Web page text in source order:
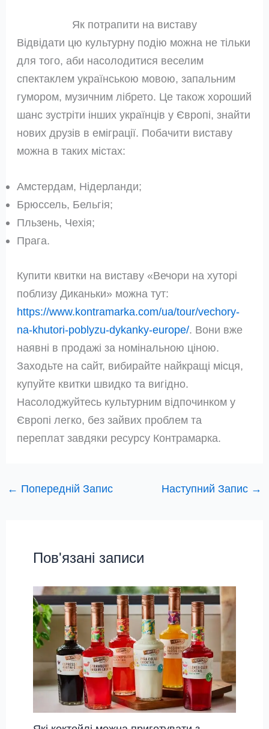
Як потрапити на виставу
Відвідати цю культурну подію можна не тільки
для того, аби насолодитися веселим
спектаклем українською мовою, запальним
гумором, музичним лібрето. Це також хороший
шанс зустріти інших українців у Європі, знайти
нових друзів в еміграції. Побачити виставу
можна в таких містах:
Амстердам, Нідерланди;
Брюссель, Бельгія;
Пльзень, Чехія;
Прага.
Купити квитки на виставу «Вечори на хуторі
поблизу Диканьки» можна тут:
https://www.kontramarka.com/ua/tour/vechory-
na-khutori-poblyzu-dykanky-europe/. Вони вже
наявні в продажі за номінальною ціною.
Заходьте на сайт, вибирайте найкращі місця,
купуйте квитки швидко та вигідно.
Насолоджуйтесь культурним відпочинком у
Європі легко, без зайвих проблем та
переплат завдяки ресурсу Контрамарка.
← Попередній Запис Наступний Запис →
Пов'язані записи